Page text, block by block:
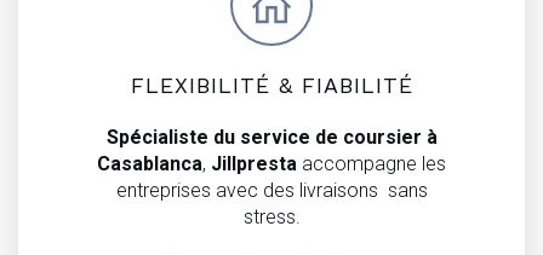
FLEXIBILITÉ & FIABILITÉ
Spécialiste du service de coursier à
Casablanca, Jillpresta accompagne les
entreprises avec des livraisons sans
stress.